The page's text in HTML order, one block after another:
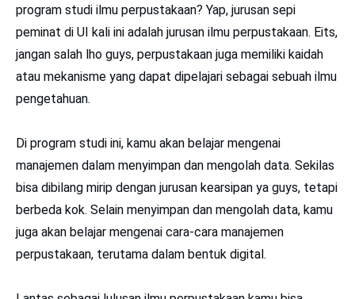
program studi ilmu perpustakaan? Yap, jurusan sepi
peminat di UI kali ini adalah jurusan ilmu perpustakaan. Eits,
jangan salah lho guys, perpustakaan juga memiliki kaidah
atau mekanisme yang dapat dipelajari sebagai sebuah ilmu
pengetahuan.
Di program studi ini, kamu akan belajar mengenai
manajemen dalam menyimpan dan mengolah data. Sekilas
bisa dibilang mirip dengan jurusan kearsipan ya guys, tetapi
berbeda kok. Selain menyimpan dan mengolah data, kamu
juga akan belajar mengenai cara-cara manajemen
perpustakaan, terutama dalam bentuk digital.